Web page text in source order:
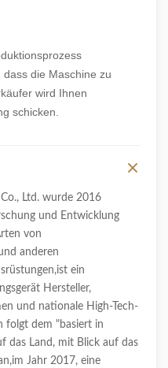
die Maschine zu
wird Ihnen
schicken.
Ltd. wurde 2016
und Entwicklung
von
anderen
ein
Hersteller,
und nationale High-Tech-
folgt dem "basiert in
das Land, mit Blick auf das
Jahr 2017, eine